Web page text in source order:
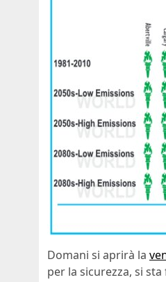
Domani si aprirà la
per la sicurezza, si